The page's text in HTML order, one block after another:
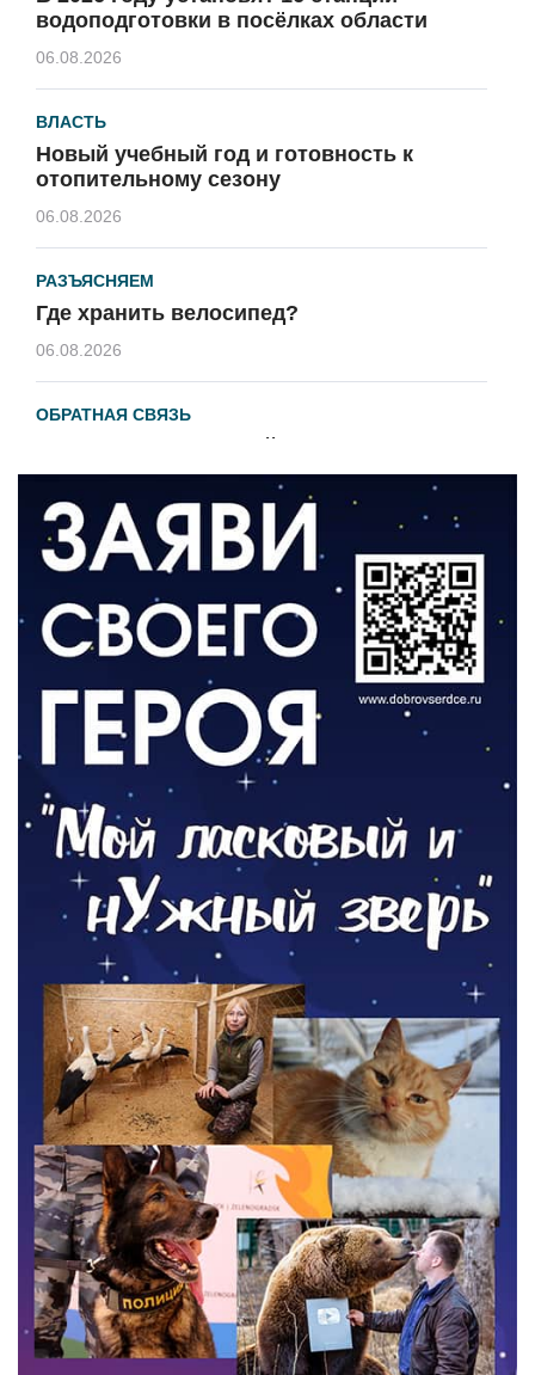
водоподготовки в посёлках области
06.08.2026
ВЛАСТЬ
Новый учебный год и готовность к
отопительному сезону
06.08.2026
РАЗЪЯСНЯЕМ
Где хранить велосипед?
06.08.2026
ОБРАТНАЯ СВЯЗЬ
ВЛАСТЬ
День памяти и «Симфония народов»
06.08.2026
Новый настил на экотропе
05.08.2026